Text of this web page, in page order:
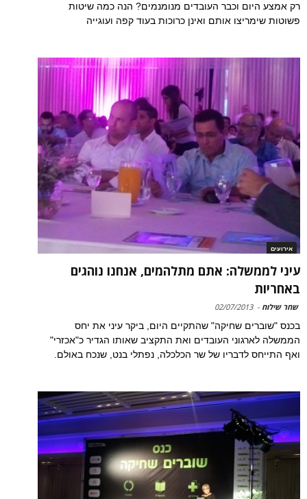
רק אמצע היום וכבר העובדים מנומנמים? הנה כמה שיטות
פשוטות שימריצו אותם ואינן כרוכות בעוד קפה ועוגייה
אירועים
עיני לממשלה: אתם מתלהמים, אנחנו נוהגים
באחריות
שחר שילוח -
02/07/2013
בכנס "שוברים שחיקה" שהתקיים היום, ביקר עיני את יחס
הממשלה לארגוני העובדים ואת התקציב שאותו הגדיר כ"אכזרי"
ואף התייחס לדבריו של שר הכלכלה, נפתלי בנט, שנכח באולם.